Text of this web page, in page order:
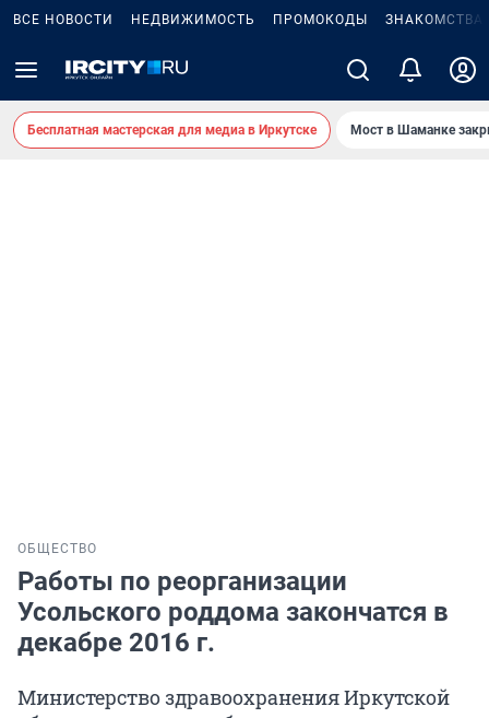
ВСЕ НОВОСТИ НЕДВИЖИМОСТЬ ПРОМОКОДЫ ЗНАКОМСТВА
Бесплатная мастерская для медиа в Иркутске Мост в Шаманке
ОБЩЕСТВО
Работы по реорганизации
Усольского роддома закончатся в
декабре 2016 г.
Министерство здравоохранения Иркутской